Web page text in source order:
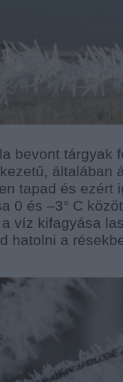
bevont tárgyak
általában
tapad és ezért
0 és –3° C
víz kifagyása
hatolni a